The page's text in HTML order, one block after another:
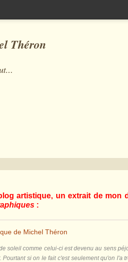
Théron
artistique, un extrait de mon
:
de Michel Théron
soleil comme celui-ci est devenu au sens
Pourtant si on le fait c'est seulement qu'on l'a